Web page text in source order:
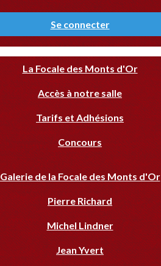
Se connecter
La Focale des Monts d'Or
Accès à notre salle
Tarifs et Adhésions
Concours
Galerie de la Focale des Monts d'Or
Pierre Richard
Michel Lindner
Jean Yvert